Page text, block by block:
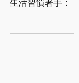
生活習慣著手：